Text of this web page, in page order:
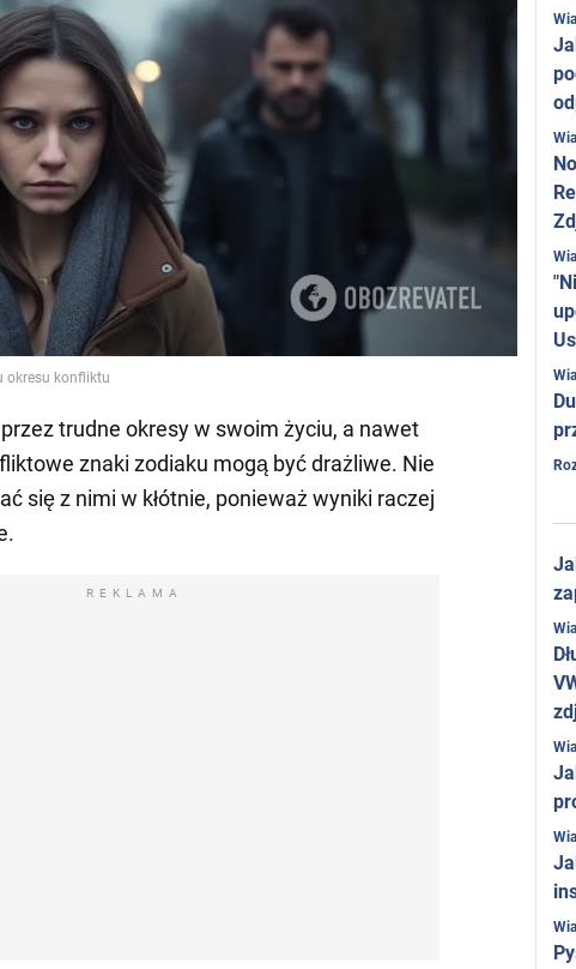
okresu konfliktu
trudne okresy w swoim życiu, a nawet
znaki zodiaku mogą być drażliwe. Nie
się z nimi w kłótnie, ponieważ wyniki raczej
REKLAMA